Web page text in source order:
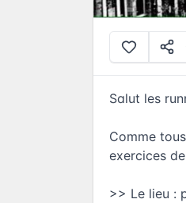
Salut les
Comme
exercices
>> Le lieu :